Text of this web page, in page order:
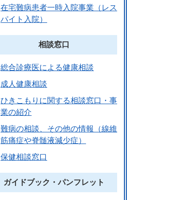
在宅難病患者一時入院事業（レス
パイト入院）
相談窓口
総合診療医による健康相談
成人健康相談
ひきこもりに関する相談窓口・事
業の紹介
難病の相談、その他の情報（線維
筋痛症や脊髄液減少症）
保健相談窓口
ガイドブック・パンフレット